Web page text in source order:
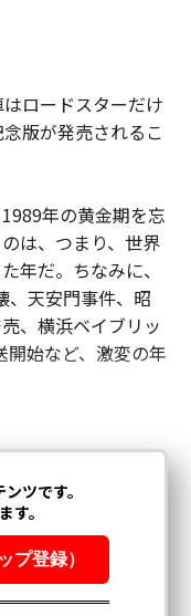
ロードスターだけ
版が発売されるこ
年の黄金期を忘
は、つまり、世界
年だ。ちなみに、
、天安門事件、昭
、横浜ベイブリッ
始など、激変の年